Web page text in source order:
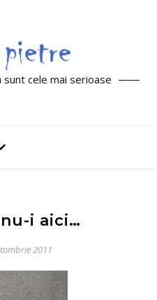
sunt cele mai serioase
i aici…
2011